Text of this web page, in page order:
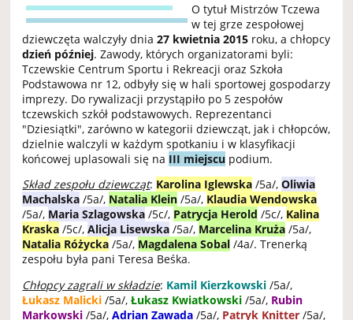
O tytuł Mistrzów Tczewa
w tej grze zespołowej
dziewczęta walczyły dnia27 kwietnia 2015 roku, a chłopcy
dzień później. Zawody, których organizatorami byli:
Tczewskie Centrum Sportu i Rekreacji oraz Szkoła
Podstawowa nr 12, odbyły się w hali sportowej gospodarzy
imprezy. Do rywalizacji przystąpiło po 5 zespołów
tczewskich szkół podstawowych. Reprezentanci
"Dziesiątki", zarówno w kategorii dziewcząt, jak i chłopców,
dzielnie walczyli w każdym spotkaniu i w klasyfikacji
końcowej uplasowali się na III miejscu podium.
Skład zespołu dziewcząt: Karolina Iglewska /5a/,Oliwia
Machalska /5a/, Natalia Klein /5a/, Klaudia Wendowska
/5a/, Maria Szlagowska /5c/, Patrycja Herold /5c/, Kalina
Kraska /5c/,Alicja Lisewska /5a/, Marcelina Kruża /5a/,
Natalia Różycka /5a/, Magdalena Sobal /4a/. Trenerką
zespołu była pani Teresa Beśka.
Chłopcy zagrali w składzie: Kamil Kierzkowski /5a/,
Łukasz Malicki /5a/,Łukasz Kwiatkowski /5a/, Rubin
Markowski /5a/,Adrian Zawada /5a/, Patryk Knitter /5a/,